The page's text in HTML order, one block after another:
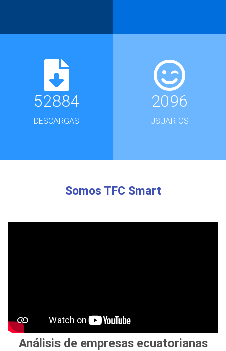
52884
DESCARGAS
2096
USUARIOS
Somos TFC Smart
Análisis de empresas ecuatorianas